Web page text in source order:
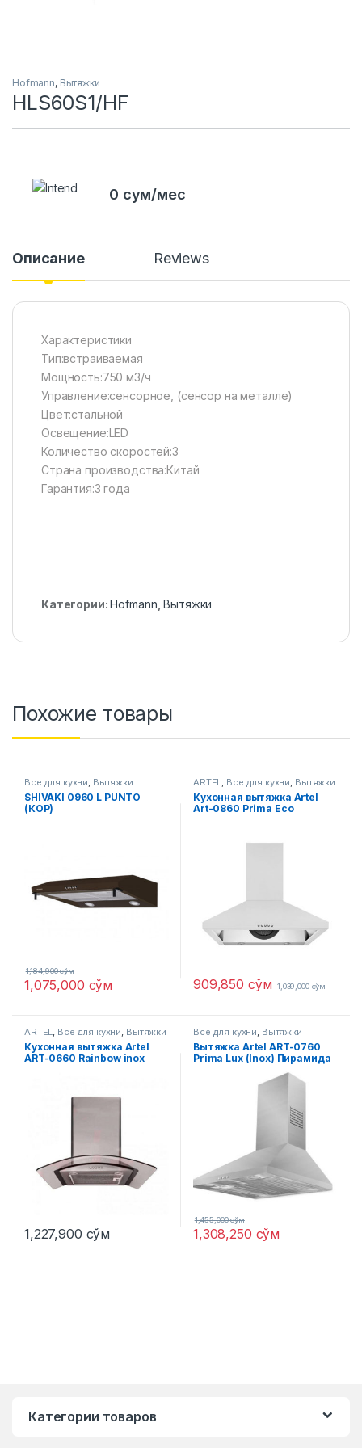
Hofmann, Вытяжки
HLS60S1/HF
0 сум/мес
Описание Reviews
Характеристики
Тип:встраиваемая
Мощность:750 м3/ч
Управление:сенсорное, (сенсор на металле)
Цвет:стальной
Освещение:LED
Количество скоростей:3
Страна производства:Китай
Гарантия:3 года
Категории:Hofmann ,Вытяжки
Похожие товары
Все для кухни, Вытяжки
SHIVAKI 0960 L PUNTO
(КОР)
1,075,000 сўм
1,184,900сўм
ARTEL, Все для кухни, Вытяжки
Кухонная вытяжка Artel
Art-0860 Prima Eco
909,850 сўм 1,039,000сўм
ARTEL, Все для кухни, Вытяжки
Кухонная вытяжка Artel
ART-0660 Rainbow inox
1,227,900 сўм
Все для кухни, Вытяжки
Вытяжка Artel ART-0760
Prima Lux (Inox) Пирамида
1,308,250 сўм
1,455,000сўм
Категории товаров